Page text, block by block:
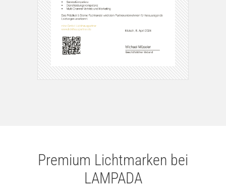
Premium Lichtmarken bei
LAMPADA